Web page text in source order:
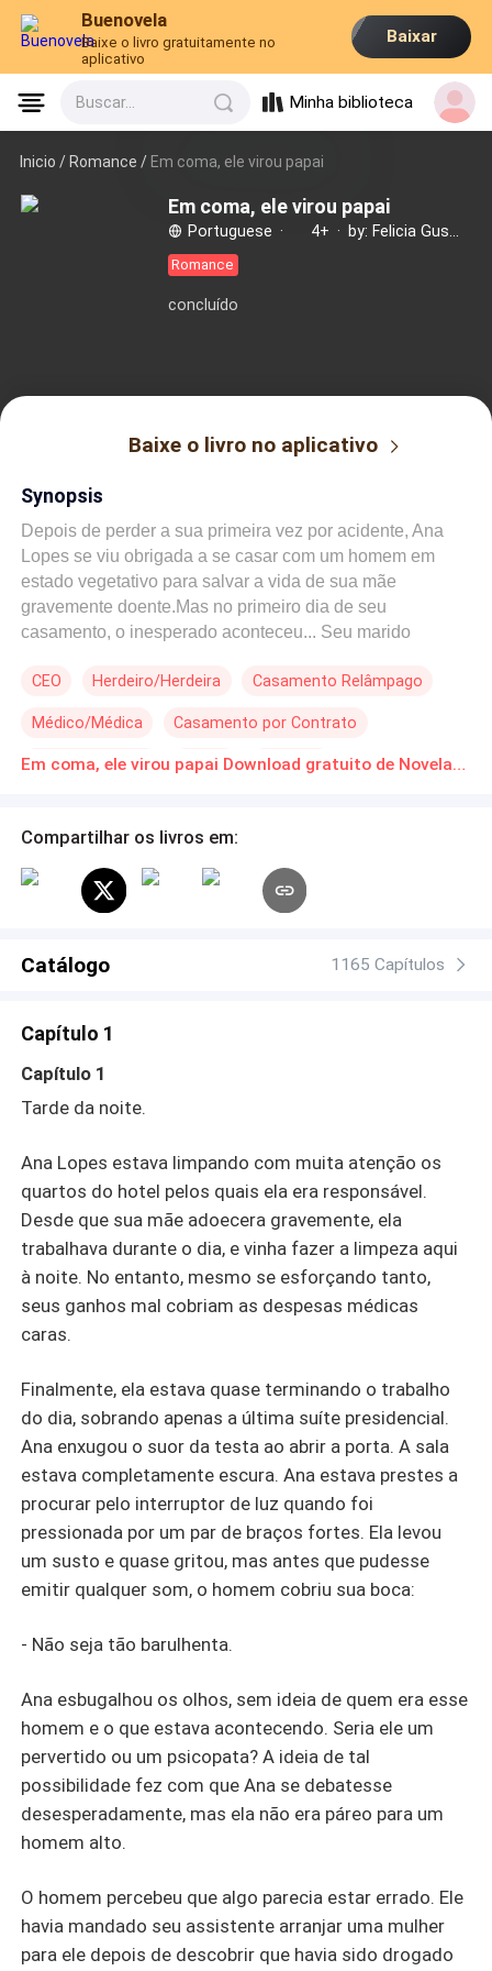
Buenovela
Baixe o livro gratuitamente no
aplicativo
Baixar
Buscar... Minha biblioteca
Inicio /Romance / Em coma, ele virou papai
Em coma, ele virou papai
Portuguese · 4+ ·
Romance
concluído
Baixe o livro no aplicativo
Synopsis
Depois de perder a sua primeira vez por acidente, Ana
Lopes se viu obrigada a se casar com um homem em
estado vegetativo para salvar a vida de sua mãe
gravemente doente.Mas no primeiro dia de seu
casamento, o inesperado aconteceu... Seu marido
Ana fosse expulsa daquela casa de maneira humilhante,
brutal e impiedoso, começou a amá-la e protegê-la,
dando a Ana todo o mimo do mundo.Querendo ver
encolhida de si mesmo nos braços de Ana e ergueu as
esposa é minha e o bebê é meu também.
CEO Herdeiro/Herdeira Casamento Relâmpago
Médico/Médica Casamento por Contrato
Contemporâneo Drama Gravidez Em coma, ele virou papai Download gratuito de Novelas Online em PDF
Compartilhar os livros em:
Catálogo 1165 Capítulos
Capítulo 1
Capítulo 1
Tarde da noite.
Ana Lopes estava limpando com muita atenção os
quartos do hotel pelos quais ela era responsável.
Desde que sua mãe adoecera gravemente, ela
trabalhava durante o dia, e vinha fazer a limpeza aqui
à noite. No entanto, mesmo se esforçando tanto,
seus ganhos mal cobriam as despesas médicas
caras.
Finalmente, ela estava quase terminando o trabalho
do dia, sobrando apenas a última suíte presidencial.
Ana enxugou o suor da testa ao abrir a porta. A sala
estava completamente escura. Ana estava prestes a
procurar pelo interruptor de luz quando foi
pressionada por um par de braços fortes. Ela levou
um susto e quase gritou, mas antes que pudesse
emitir qualquer som, o homem cobriu sua boca:
- Não seja tão barulhenta.
Ana esbugalhou os olhos, sem ideia de quem era esse
homem e o que estava acontecendo. Seria ele um
pervertido ou um psicopata? A ideia de tal
possibilidade fez com que Ana se debatesse
desesperadamente, mas ela não era páreo para um
homem alto.
O homem percebeu que algo parecia estar errado. Ele
havia mandado seu assistente arranjar uma mulher
para ele depois de descobrir que havia sido drogado